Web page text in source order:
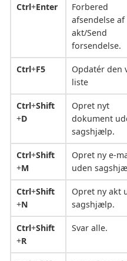
Ctrl+Enter
Forbered
afsendelse af
akt/Send
forsendelse.
Ctrl+F5
Opdatér den
liste
Ctrl+Shift
+D
Opret nyt
dokument
sagshjælp.
Ctrl+Shift
+M
Opret ny e-
uden
Ctrl+Shift
+N
Opret ny akt
sagshjælp.
Ctrl+Shift
+R
Svar alle.